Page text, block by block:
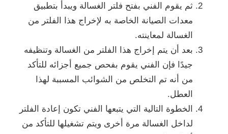
ثم يقوم الفني بفتح فلتر الغسالة ويبدأ بتطبيق
معدات الصيانة الخاصة به لإخراج هذا الفلتر من
الغسالة لمعاينته.
بعد أن يتم إخراج هذا الفلتر من الغسالة وتنظيفه
جيدًا فإن الفني يقوم بفحص جميع أجزائه للتأكد
من أنه تم التخلص من الشوائب المسببة لهذا
العطل.
الخطوة التالية التي يتبعها الفني تكون إعادة الفلتر
لداخل الغسالة مرة أخرى ويتم تشغيلها للتأكد من